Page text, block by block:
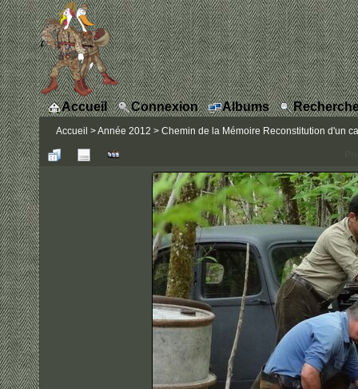
Accueil Connexion Albums
Accueil >Année 2012 > Chemin de la Mémoire Reconstitution d'un